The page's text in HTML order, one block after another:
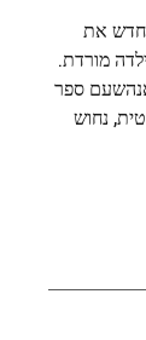
את
שלה, ילדה מורדת.
ספר
נחוש